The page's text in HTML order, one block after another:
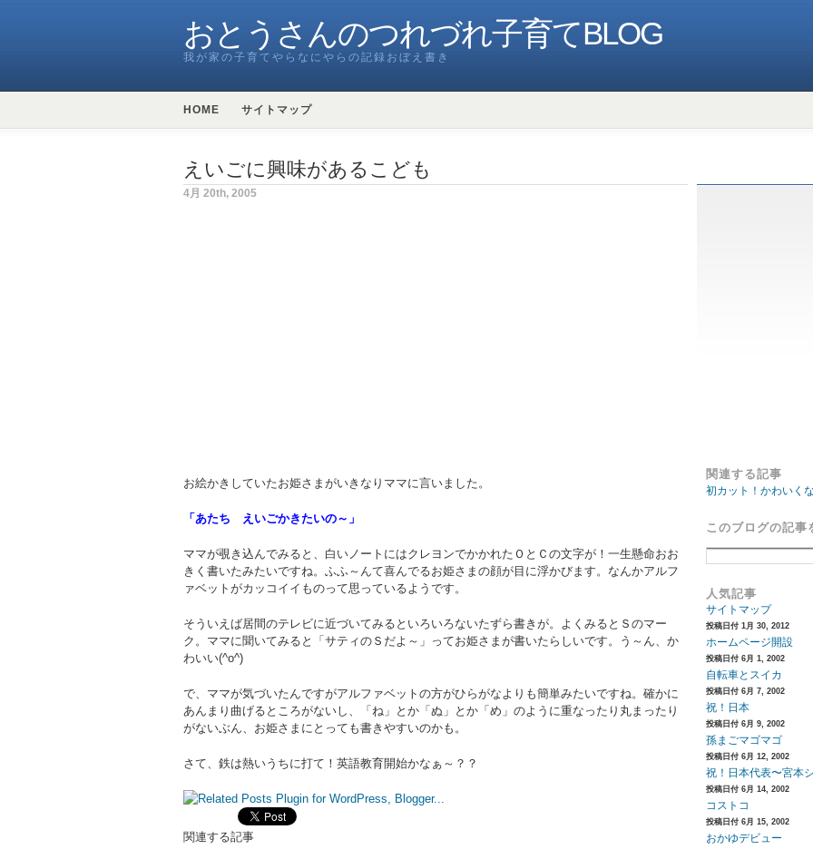
おとうさんのつれづれ子育てBLOG
我が家の子育てやらなにやらの記録おぼえ書き
HOME サイトマップ
えいごに興味があるこども
4月 20th, 2005
お絵かきしていたお姫さまがいきなりママに言いました。
「あたち えいごかきたいの～」
ママが覗き込んでみると、白いノートにはクレヨンでかかれたＯとＣの文字が！一生懸命おお
きく書いたみたいですね。ふふ～んて喜んでるお姫さまの顔が目に浮かびます。なんかアルフ
ァベットがカッコイイものって思っているようです。
そういえば居間のテレビに近づいてみるといろいろないたずら書きが。よくみるとＳのマー
ク。ママに聞いてみると「サティのＳだよ～」ってお姫さまが書いたらしいです。う～ん、か
わいい(^o^)
で、ママが気づいたんですがアルファベットの方がひらがなよりも簡単みたいですね。確かに
あんまり曲げるところがないし、「ね」とか「ぬ」とか「め」のように重なったり丸まったり
がないぶん、お姫さまにとっても書きやすいのかも。
さて、鉄は熱いうちに打て！英語教育開始かなぁ～？？
関連する記事
関連する記事
初カット！かわいく
このブログの記事
人気記事
サイトマップ
投稿日付 1月 30, 2012
ホームページ開設
投稿日付 6月 1, 2002
自転車とスイカ
投稿日付 6月 7, 2002
祝！日本
投稿日付 6月 9, 2002
孫まごマゴマゴ
投稿日付 6月 12, 2002
祝！日本代表〜宮本
投稿日付 6月 14, 2002
コストコ
投稿日付 6月 15, 2002
おかゆデビュー